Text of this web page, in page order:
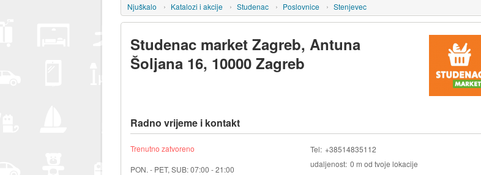
Njuškalo Katalozi i akcije Studenac Poslovnice Stenjevec
Studenac market Zagreb, Antuna
Šoljana 16, 10000 Zagreb
Radno vrijeme i kontakt
Trenutno zatvoreno
PON. - PET, SUB: 07:00 - 21:00
Tel +38514835112
udaljenost 0 m od tvoje lokacije